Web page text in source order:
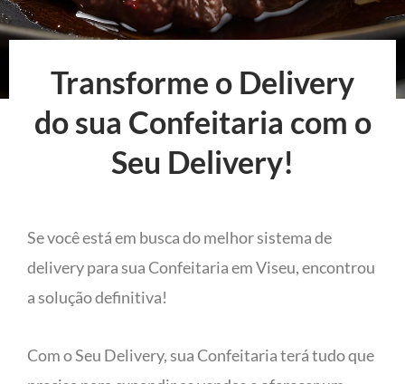
Transforme o Delivery
do sua Confeitaria com o
Seu Delivery!
Se você está em busca do melhor sistema de
delivery para sua Confeitaria em Viseu, encontrou
a solução definitiva!
Com o Seu Delivery, sua Confeitaria terá tudo que